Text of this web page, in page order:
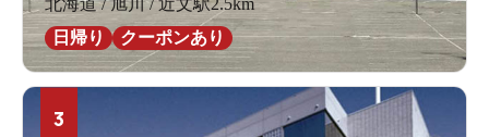
北海道 / 旭川 / 近文駅2.5km
日帰り
クーポンあり
3